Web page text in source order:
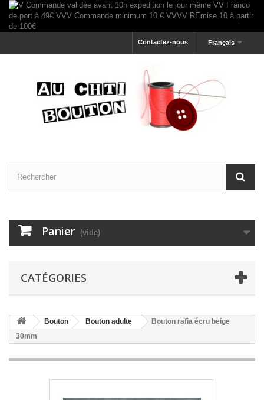
Français
Contactez-nous
Panier (vide)
CATÉGORIES
Bouton Bouton adulte
Bouton rafia écru beige
30mm